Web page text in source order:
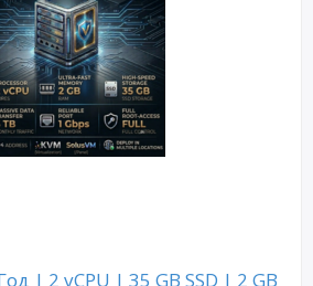
| 2 vCPU | 35 GB SSD | 2 GB